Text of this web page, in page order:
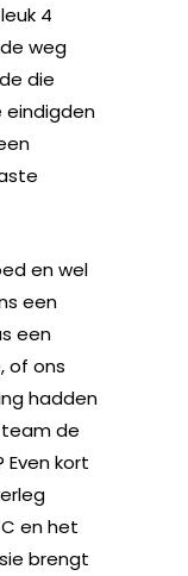
4
weg
die
eindigden
en wel
een
een
of ons
hadden
de
kort
en het
brengt